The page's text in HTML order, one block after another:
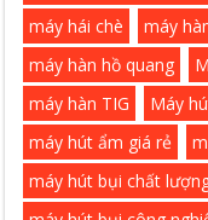
máy hái chè
máy
máy hàn hồ quang
máy hàn TIG
Máy
máy hút ẩm giá rẻ
máy hút bụi chất